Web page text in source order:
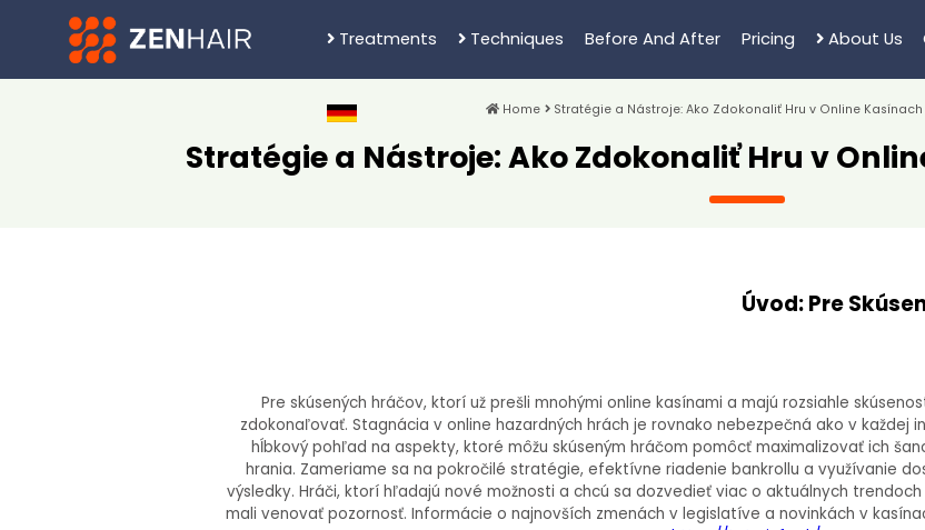
Treatments Techniques Before And After Pricing About Us
Home Stratégie a Nástroje: Ako Zdokonaliť Hru v Online Kasínach
Stratégie a Nástroje: Ako Zdokonaliť Hru v
Úvod: Pre
Pre skúsených hráčov, ktorí už prešli mnohými online kasínami a majú rozsiahle
zdokonaľovať. Stagnácia v online hazardných hrách je rovnako nebezpečná ako v každej
hĺbkový pohľad na aspekty, ktoré môžu skúseným hráčom pomôcť maximalizovať ich
hrania. Zameriame sa na pokročilé stratégie, efektívne riadenie bankrollu a využívanie
výsledky. Hráči, ktorí hľadajú nové možnosti a chcú sa dozvedieť viac o aktuálnych
mali venovať pozornosť. Informácie o najnovších zmenách v legislatíve a novinkách v